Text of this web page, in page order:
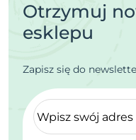
Otrzymuj
esklepu
Zapisz się do